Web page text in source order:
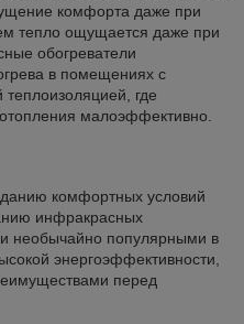
комфорта даже при
тепло ощущается даже при
обогреватели
в помещениях с
где
малоэффективно.
комфортных условий
инфракрасных
необычайно популярными в
энергоэффективности,
перед